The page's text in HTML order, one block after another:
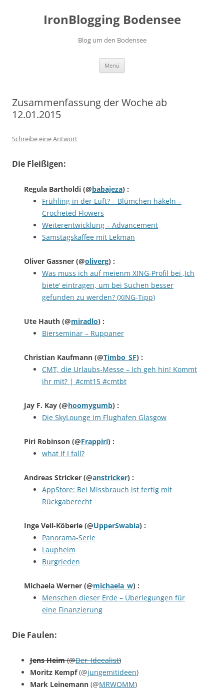
IronBlogging Bodensee
Blog um den Bodensee
Menü
Zusammenfassung der Woche ab
12.01.2015
Schreibe eine Antwort
Die Fleißigen:
Regula Bartholdi (@babajeza) :
Frühling in der Luft? – Blümchen häkeln –
Crocheted Flowers
Weiterentwicklung – Advancement
Samstagskaffee mit Lekman
Oliver Gassner (@oliverg) :
Was muss ich auf meienm XING-Profil bei ‚Ich
biete‘ eintragen, um bei Suchen besser
gefunden zu werden? (XING-Tipp)
Ute Hauth (@miradlo) :
Bierseminar – Ruppaner
Christian Kaufmann (@Timbo_SF) :
CMT, die Urlaubs-Messe – Ich geh hin! Kommt
ihr mit? | #cmt15 #cmtbt
Jay F. Kay (@hoomygumb) :
Die SkyLounge im Flughafen Glasgow
Piri Robinson (@Frappiri) :
what if I fall?
Andreas Stricker (@anstricker) :
AppStore: Bei Missbrauch ist fertig mit
Rückgaberecht
Inge Veil-Köberle (@UpperSwabia) :
Panorama-Serie
Laupheim
Burgrieden
Michaela Werner (@michaela_w) :
Menschen dieser Erde – Überlegungen für
eine Finanzierung
Die Faulen:
Jens Heim(@Der_Ideealist)
Moritz Kempf(@jungemitideen)
Mark Leinemann (@MRWOMM)